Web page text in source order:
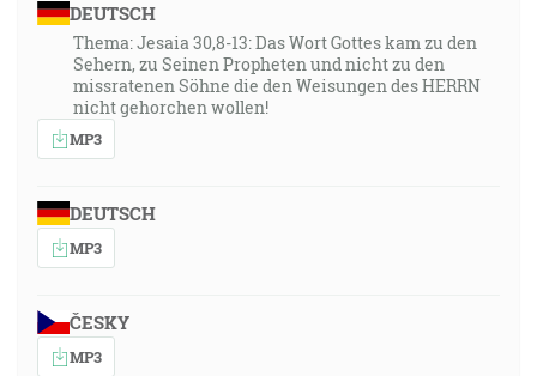
DEUTSCH
Thema: Jesaia 30,8-13: Das Wort Gottes kam zu den
Sehern, zu Seinen Propheten und nicht zu den
missratenen Söhne die den Weisungen des HERRN
nicht gehorchen wollen!
MP3
DEUTSCH
MP3
ČESKY
MP3